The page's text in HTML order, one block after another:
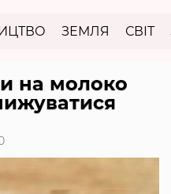
ЗЕМЛЯ СВІТ
на молоко